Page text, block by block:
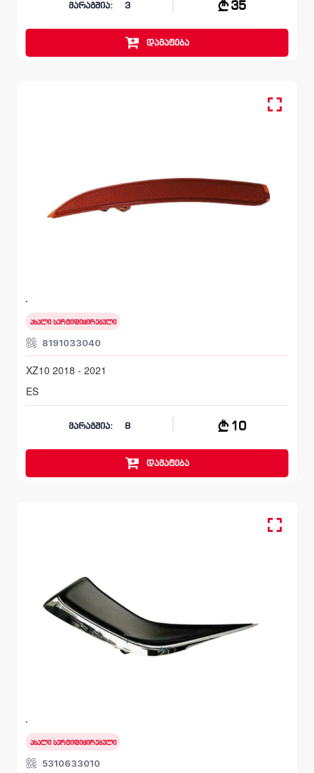
მარაგშია: 3 35
დამატება
XZ10 2018 - 2021
ახალი სერტიფიცირებული
8191033040
XZ10 2018 - 2021
ES
მარაგშია: 8 10
დამატება
XZ10 2018 - 2021
ახალი სერტიფიცირებული
5310633010